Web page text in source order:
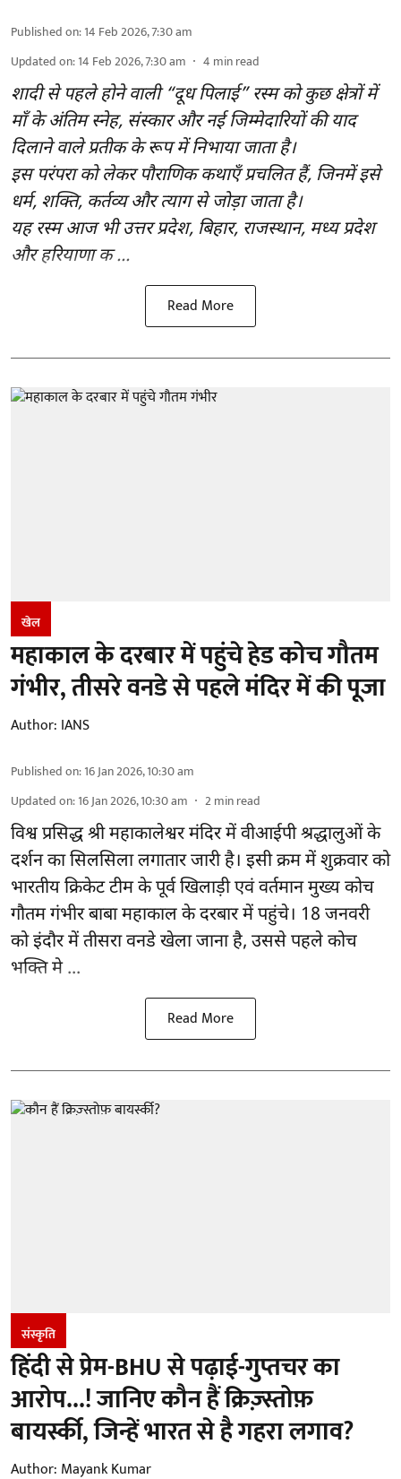
Published on:14 Feb 2026, 7:30 am
Updated on:14 Feb 2026, 7:30 am 4 min read
शादी से पहले होने वाली “दूध पिलाई” रस्म को कुछ क्षेत्रों में
माँ के अंतिम स्नेह, संस्कार और नई जिम्मेदारियों की याद
दिलाने वाले प्रतीक के रूप में निभाया जाता है।
इस परंपरा को लेकर पौराणिक कथाएँ प्रचलित हैं, जिनमें इसे
धर्म, शक्ति, कर्तव्य और त्याग से जोड़ा जाता है।
यह रस्म आज भी उत्तर प्रदेश, बिहार, राजस्थान, मध्य प्रदेश
और हरियाणा क ...
Read More
खेल
महाकाल के दरबार में पहुंचे हेड कोच गौतम
गंभीर, तीसरे वनडे से पहले मंदिर में की पूजा
Author: IANS
Published on:16 Jan 2026, 10:30 am
Updated on:16 Jan 2026, 10:30 am 2min read
विश्व प्रसिद्ध श्री महाकालेश्वर मंदिर में वीआईपी श्रद्धालुओं के
दर्शन का सिलसिला लगातार जारी है। इसी क्रम में शुक्रवार को
भारतीय क्रिकेट टीम के पूर्व खिलाड़ी एवं वर्तमान मुख्य कोच
गौतम गंभीरबाबा महाकाल के दरबार में पहुंचे। 18 जनवरी
को इंदौर में तीसरा वनडे खेला जाना है, उससे पहले कोच
भक्ति मे ...
Read More
संस्कृति
हिंदी से प्रेम-BHU से पढ़ाई-गुप्तचर का
आरोप...! जानिए कौन हैं क्रिज़्स्तोफ़
बायर्स्की, जिन्हें भारत से है गहरा लगाव?
Author: Mayank Kumar